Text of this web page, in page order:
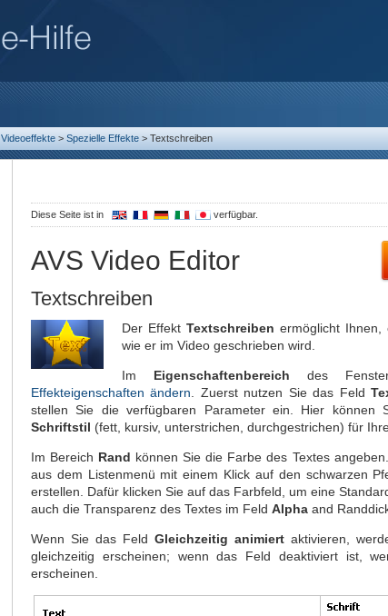
Videoeffekte > Spezielle Effekte > Textschreiben
Diese Seite ist in verfügbar.
AVS Video Editor
Textschreiben
Der Effekt Textschreiben ermöglicht Ihnen,
wie er im Video geschrieben wird.
Im Eigenschaftenbereich des
Effekteigenschaften ändern . Zuerst nutzen Sie das Feld
stellen Sie die verfügbaren Parameter ein. Hier können
Schriftstil (fett, kursiv, unterstrichen, durchgestrichen) für
Im Bereich Rand können Sie die Farbe des Textes
aus dem Listenmenü mit einem Klick auf den schwarzen
erstellen. Dafür klicken Sie auf das Farbfeld, um eine
auch die Transparenz des Textes im Feld Alpha and
Wenn Sie das Feld Gleichzeitig animiert aktivieren,
gleichzeitig erscheinen; wenn das Feld deaktiviert ist,
erscheinen.